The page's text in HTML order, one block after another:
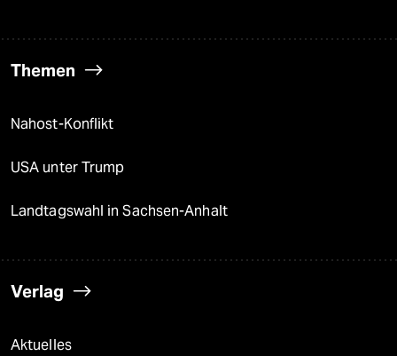
Themen
Nahost-Konflikt
USA unter Trump
Landtagswahl in Sachsen-Anhalt
Verlag
Aktuelles